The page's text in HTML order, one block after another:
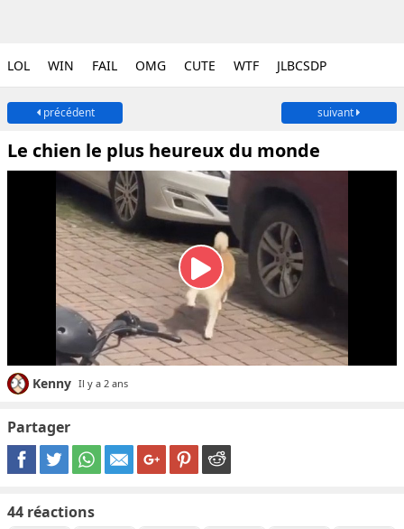
LOL WIN FAIL OMG CUTE WTF JLBCSDP
précédent suivant
Le chien le plus heureux du monde
Kenny Il y a 2 ans
Partager
44 réactions